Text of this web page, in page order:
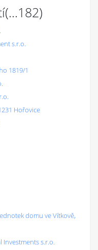
(...182)
s.r.o.
1819/1
Hořovice
domu ve Vítkově,
Investments s.r.o.